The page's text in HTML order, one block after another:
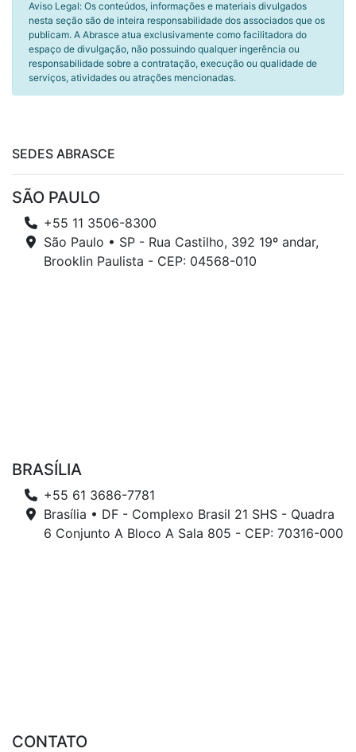
Aviso Legal: Os conteúdos, informações e materiais divulgados
nesta seção são de inteira responsabilidade dos associados que os
publicam. A Abrasce atua exclusivamente como facilitadora do
espaço de divulgação, não possuindo qualquer ingerência ou
responsabilidade sobre a contratação, execução ou qualidade de
serviços, atividades ou atrações mencionadas.
SEDES ABRASCE
SÃO PAULO
+55 11 3506-8300
São Paulo • SP - Rua Castilho, 392 19º andar,
Brooklin Paulista - CEP: 04568-010
BRASÍLIA
+55 61 3686-7781
Brasília • DF - Complexo Brasil 21 SHS - Quadra
6 Conjunto A Bloco A Sala 805 - CEP: 70316-000
CONTATO